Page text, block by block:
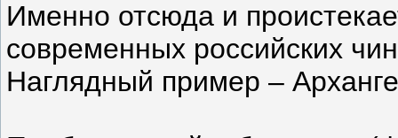
Именно отсюда и
современных российских
Наглядный пример –